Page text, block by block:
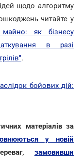
щодо алгоритму
читайте у
як бізнесу
в разі
.
бойових дій:
матеріалів за
у новій
замовивши